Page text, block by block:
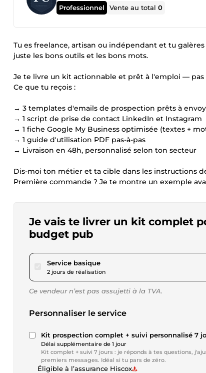
Professionnel Vente au total0
Tu es freelance, artisan ou indépendant et tu
juste les bons outils et les bons mots.
Je te livre un kit actionnable et prêt à l'emploi —
Ce que tu reçois :
→ 3 templates d'emails de prospection prêts à
→ 1 script de prise de contact LinkedIn et Instagram
→ 1 fiche Google My Business optimisée (textes +
→ 1 guide d'utilisation PDF pas-à-pas
→ Livraison en 48h, personnalisé selon ton secteur
Dis-moi ton métier et ta cible dans les instructions
Première commande ? Je te montre un exemple
Je vais te livrer un kit complet
budget pub
Service basiquepour 51,86 $US
2 jours de réalisation
Ce vendeur n’est pas assujetti à la TVA.
Personnaliser le service
Kit prospection complet + suivi personnalisé 7
Délai supplémentaire de 1 jour
Kit complet + suivi 7 jours : je réponds à tes questions,
premiers messages. Idéal si tu pars de zéro.
Éligible à l’assurance Hiscox